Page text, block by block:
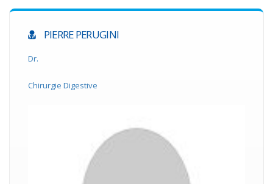
PIERRE PERUGINI
Dr.
Chirurgie Digestive